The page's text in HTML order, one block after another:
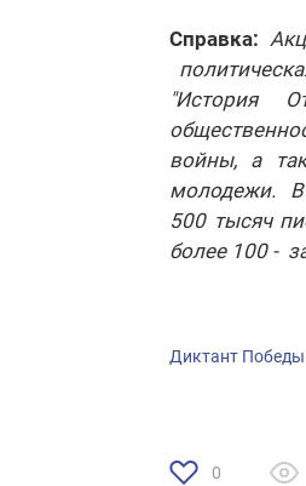
Справка:
"История
войны, а
молодежи. В
500 тысяч
более 100 -
Диктант Победы
0